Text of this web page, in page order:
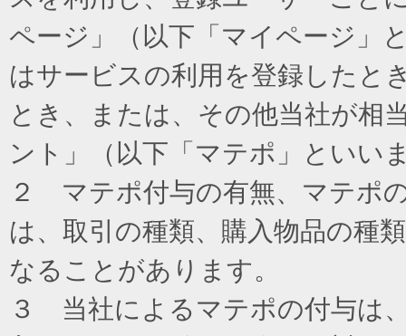
ページ」（以下「マイページ」
はサービスの利用を登録したと
とき、または、その他当社が相
ント」（以下「マテポ」といい
２ マテポ付与の有無、マテポ
は、取引の種類、購入物品の種
なることがあります。
３ 当社によるマテポの付与は